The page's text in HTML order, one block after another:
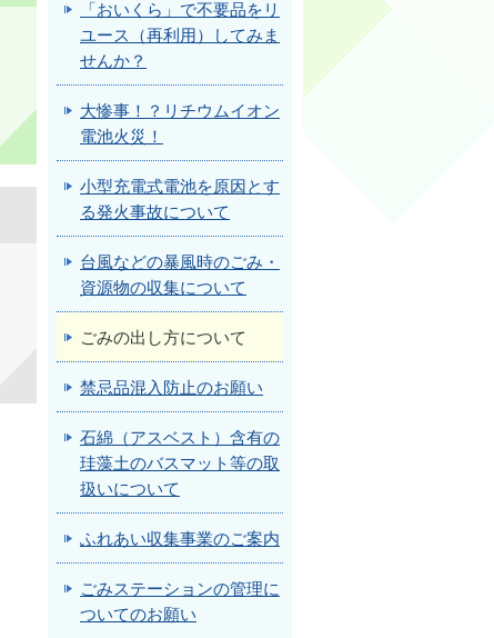
「おいくら」で不要品をリ
ユース（再利用）してみま
せんか？
大惨事！？リチウムイオン
電池火災！
小型充電式電池を原因とす
る発火事故について
台風などの暴風時のごみ・
資源物の収集について
ごみの出し方について
禁忌品混入防止のお願い
石綿（アスベスト）含有の
珪藻土のバスマット等の取
扱いについて
ふれあい収集事業のご案内
ごみステーションの管理に
ついてのお願い